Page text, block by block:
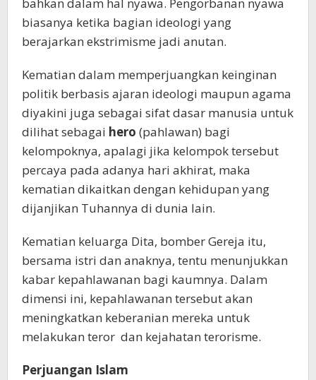
bahkan dalam hal nyawa. Pengorbanan nyawa
biasanya ketika bagian ideologi yang
berajarkan ekstrimisme jadi anutan.
Kematian dalam memperjuangkan keinginan
politik berbasis ajaran ideologi maupun agama
diyakini juga sebagai sifat dasar manusia untuk
dilihat sebagai hero (pahlawan) bagi
kelompoknya, apalagi jika kelompok tersebut
percaya pada adanya hari akhirat, maka
kematian dikaitkan dengan kehidupan yang
dijanjikan Tuhannya di dunia lain.
Kematian keluarga Dita, bomber Gereja itu,
bersama istri dan anaknya, tentu menunjukkan
kabar kepahlawanan bagi kaumnya. Dalam
dimensi ini, kepahlawanan tersebut akan
meningkatkan keberanian mereka untuk
melakukan teror dan kejahatan terorisme.
Perjuangan Islam